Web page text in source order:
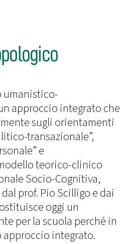
umanistico-
approccio integrato che
sugli orientamenti
transazionale”,
e
teorico-clinico
Socio-Cognitiva,
prof. Pio Scilligo e dai
oggi un
per la scuola perché in
integrato.